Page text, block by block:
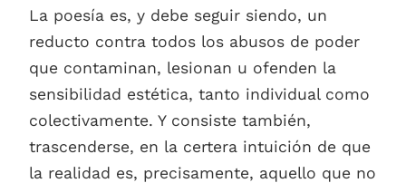
La poesía es, y debe seguir siendo, un
reducto contra todos los abusos de poder
que contaminan, lesionan u ofenden la
sensibilidad estética, tanto individual como
colectivamente. Y consiste también,
trascenderse, en la certera intuición de que
la realidad es, precisamente, aquello que no